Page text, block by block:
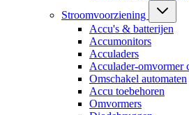
Stroomvoorziening
Accu's & batterijen
Accumonitors
Acculaders
Acculader-omvormer
Omschakel automaten
Accu toebehoren
Omvormers